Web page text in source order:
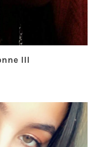
III